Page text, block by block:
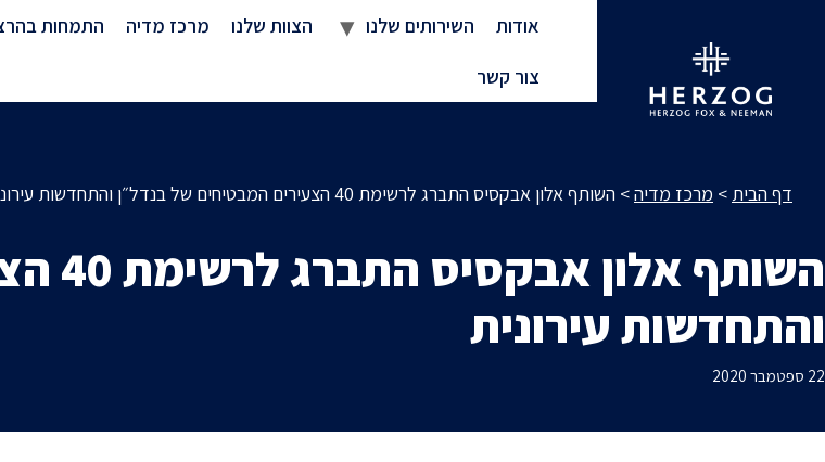
אודות השירותים שלנו הצוות שלנו מרכז מדיה התמחות
צור קשר
דף הבית > מרכז מדיה> השותף אלון אבקסיס התברג לרשימת 40 הצעירים המבטיחים של בנדל״ן והתחדשות עירונית
והתחדשות עירונית
22 ספטמבר 2020